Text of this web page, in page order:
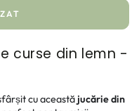
curse din lemn -
cuaceastă jucărie din